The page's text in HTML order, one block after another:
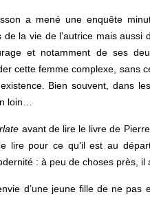
a mené une enquête
de la vie de l’autrice mais
et notamment de ses
cette femme complexe, sans
Bien souvent, dans
loin…
avant de lire le livre de
lire pour ce qu’il est au
: à peu de choses près, il
d’une jeune fille de ne